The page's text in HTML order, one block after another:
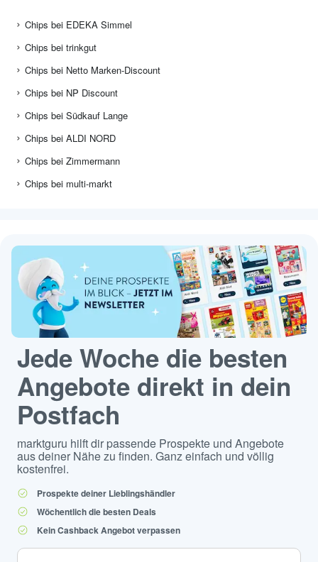
Chips bei EDEKA Simmel
Chips bei trinkgut
Chips bei Netto Marken-Discount
Chips bei NP Discount
Chips bei Südkauf Lange
Chips bei ALDI NORD
Chips bei Zimmermann
Chips bei multi-markt
Jede Woche die besten
Angebote direkt in dein
Postfach
marktguru hilft dir passende Prospekte und Angebote
aus deiner Nähe zu finden. Ganz einfach und völlig
kostenfrei.
Prospekte deiner Lieblingshändler
Wöchentlich die besten Deals
Kein Cashback Angebot verpassen